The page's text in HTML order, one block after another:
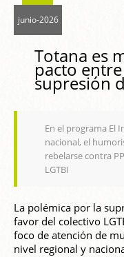
junio-2026
Totana es
pacto entre
supresión
En el programa El
nacional, el
rebelarse contra
LGTBI
La polémica por la
favor del colectivo
foco de atención de
nivel regional y